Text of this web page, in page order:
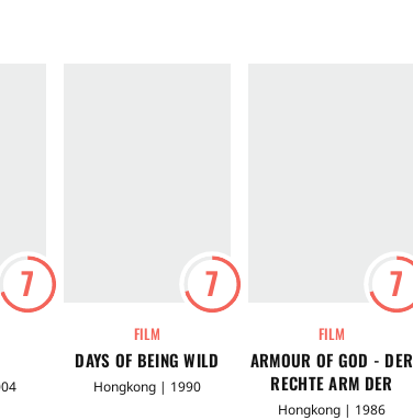
7 7
FILM
DAYS OF BEING WILD
Hongkong | 1990
7
FILM
ARMOUR OF GOD - DER
RECHTE ARM DER
GÖTTER
Hongkong | 1986